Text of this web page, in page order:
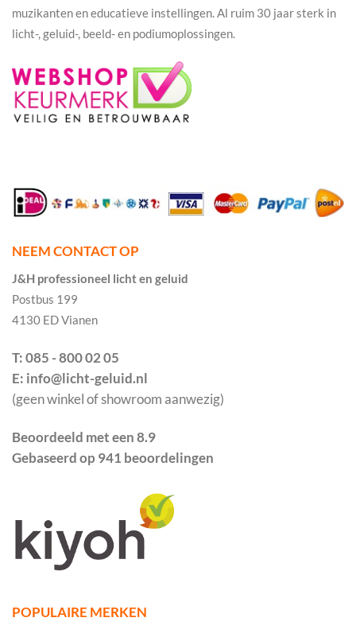
muzikanten en educatieve instellingen. Al ruim 30 jaar sterk in
licht-, geluid-, beeld- en podiumoplossingen.
POPULAIRE MERKEN
NEEM CONTACT OP
J&H professioneel licht en geluid
Postbus 199
4130 ED Vianen
T: 085 - 800 02 05
E: info@licht-geluid.nl
(geen winkel of showroom aanwezig)
Beoordeeld met een 8.9
Gebaseerd op 941 beoordelingen